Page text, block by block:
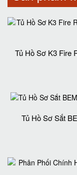
Tủ Hồ Sơ K3 Fire
Tủ Hồ Sơ Sắt